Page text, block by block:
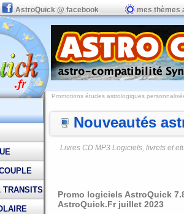
AstroQuick @ facebook mes thèmes
TRANSITS
Promotions études astrologiques
Nouveautés
Livres CD MP3 Logiciels, livrets et
Promo logiciels AstroQuick
AstroQuick.Fr juillet 2023